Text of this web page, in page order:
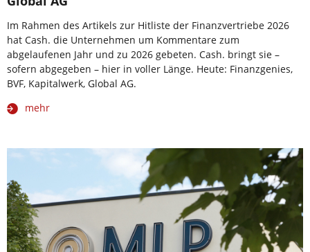
Im Rahmen des Artikels zur Hitliste der Finanzvertriebe 2026
hat Cash. die Unternehmen um Kommentare zum
abgelaufenen Jahr und zu 2026 gebeten. Cash. bringt sie –
sofern abgegeben – hier in voller Länge. Heute: Finanzgenies,
BVF, Kapitalwerk, Global AG.
mehr